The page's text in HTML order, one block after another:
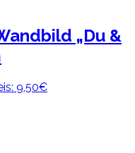
„Du &
9,50€Aktueller